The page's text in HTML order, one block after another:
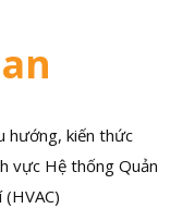
hướng, kiến thức
vực Hệ thống Quản